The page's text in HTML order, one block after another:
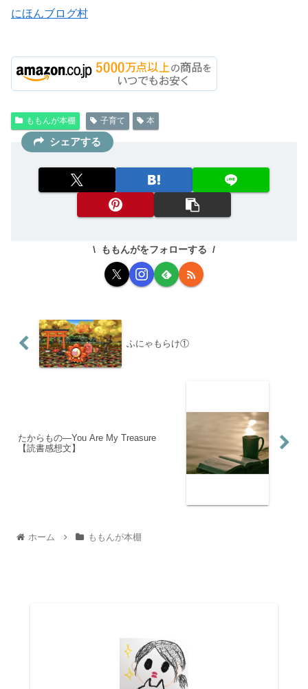
にほんブログ村
ももんが本棚 子育て 本
シェアする
ももんがをフォローする
ふにゃもらけ①
たからもの―You Are My Treasure
【読書感想文】
ホーム ももんが本棚